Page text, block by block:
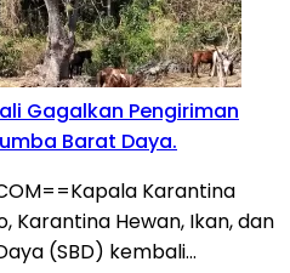
Gagalkan Pengiriman
Barat Daya.
Karantina
Karantina Hewan, Ikan, dan
(SBD) kembali…